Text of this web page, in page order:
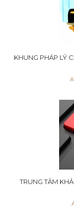
KHUNG PHÁP LÝ
TRUNG TÂM